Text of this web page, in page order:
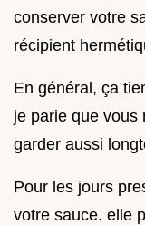
conserver votre
récipient
En général, ça
je parie que vous
garder aussi
Pour les jours
votre sauce. elle